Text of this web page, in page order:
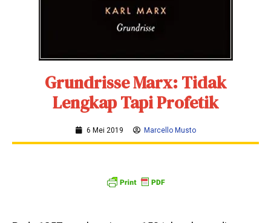
Grundrisse Marx: Tidak
Lengkap Tapi Profetik
6 Mei 2019 Marcello Musto